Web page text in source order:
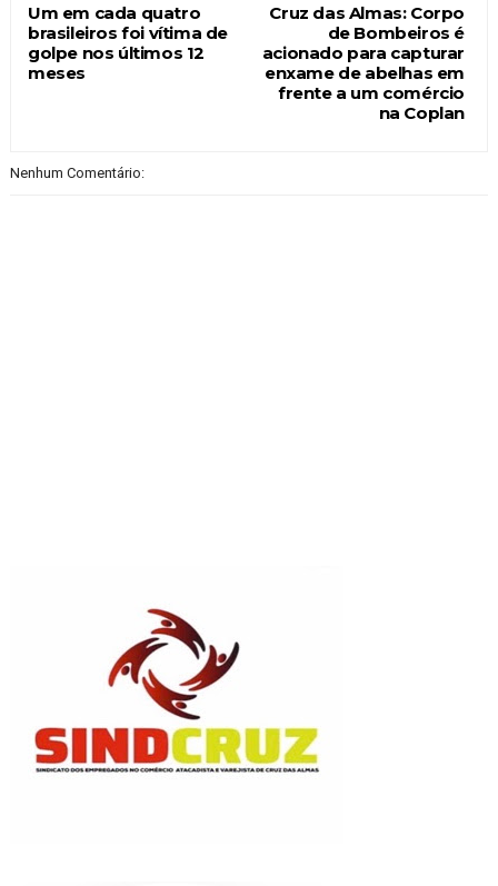
Cruz das Almas: Corpo
de Bombeiros é
acionado para capturar
enxame de abelhas em
frente a um comércio
na Coplan
Um em cada quatro
brasileiros foi vítima de
golpe nos últimos 12
meses
Nenhum Comentário: